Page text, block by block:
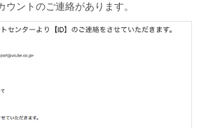
ントのご連絡があります。